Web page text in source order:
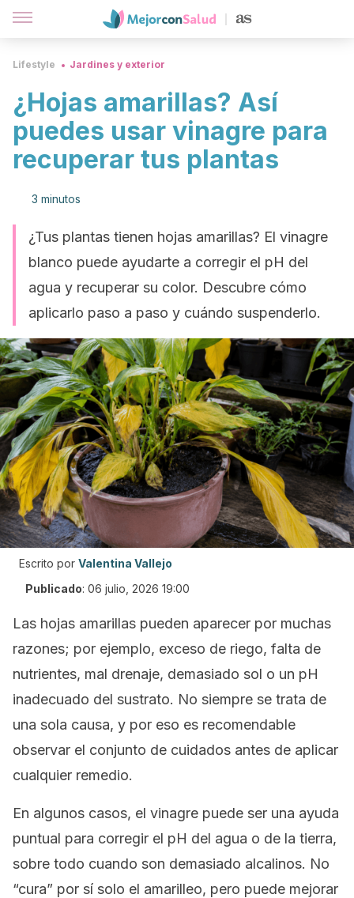
Lifestyle Jardines y exterior
¿Hojas amarillas? Así
puedes usar vinagre para
recuperar tus plantas
3 minutos
¿Tus plantas tienen hojas amarillas? El vinagre
blanco puede ayudarte a corregir el pH del
agua y recuperar su color. Descubre cómo
aplicarlo paso a paso y cuándo suspenderlo.
Escrito por Valentina Vallejo
Publicado: 06 julio, 2026 19:00
Las hojas amarillas pueden aparecer por muchas
razones; por ejemplo, exceso de riego, falta de
nutrientes, mal drenaje, demasiado sol o un pH
inadecuado del sustrato. No siempre se trata de
una sola causa, y por eso es recomendable
observar el conjunto de cuidados antes de aplicar
cualquier remedio.
En algunos casos, el vinagre puede ser una ayuda
puntual para corregir el pH del agua o de la tierra,
sobre todo cuando son demasiado alcalinos. No
“cura” por sí solo el amarilleo, pero puede mejorar